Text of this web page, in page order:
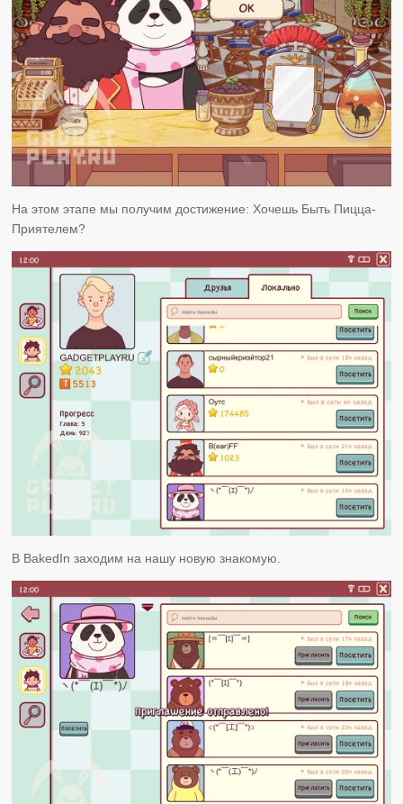
На этом этапе мы получим достижение: Хочешь Быть Пицца-
Приятелем?
В BakedIn заходим на нашу новую знакомую.